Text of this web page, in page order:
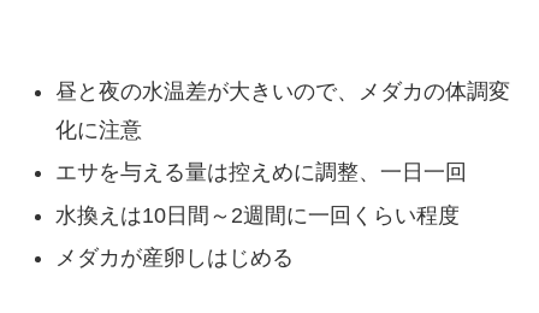
昼と夜の水温差が大きいので、メダカの体調変
化に注意
エサを与える量は控えめに調整、一日一回
水換えは10日間～2週間に一回くらい程度
メダカが産卵しはじめる